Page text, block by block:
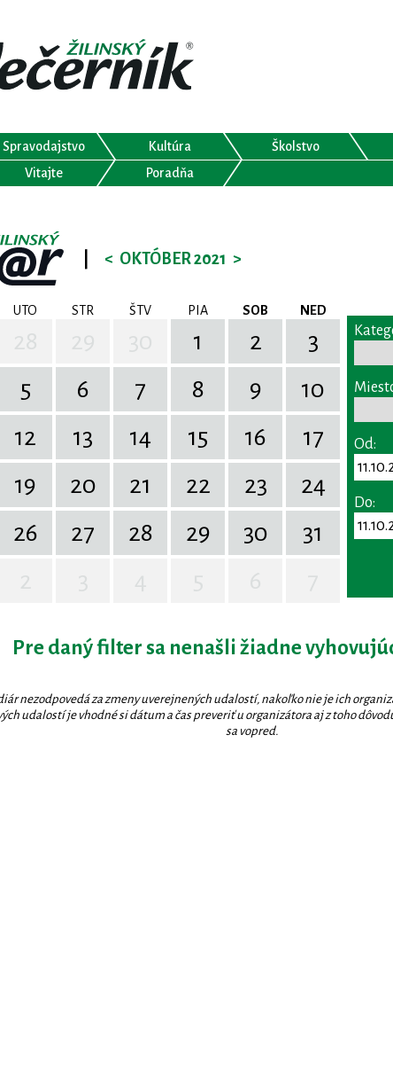
Spravodajstvo Kultúra Školstvo
Vitajte
Poradňa
< OKTÓBER 2021 >
UTO STR ŠTV PIA SOB NED
1 2
3
5 6 7 8 9
10
12 13 14 15 16
17
19 20 21 22 23
24
26 27 28 29 30
31
Od:
Do:
Pre daný filter sa nenašli žiadne
nezodpovedá za zmeny uverejnených udalostí, nakoľko nie je ich
udalostí je vhodné si dátum a čas preveriť u organizátora aj z toho
sa vopred.